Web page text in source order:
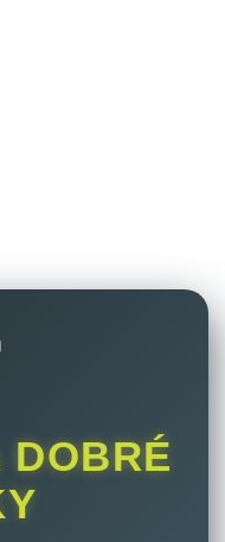
DOBRÉ